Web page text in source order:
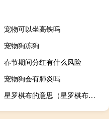
宠物可以坐高铁吗
宠物狗冻狗
春节期间分红有什么风险
宠物狗会有肺炎吗
星罗棋布的意思（星罗棋布的罗是什么意思）